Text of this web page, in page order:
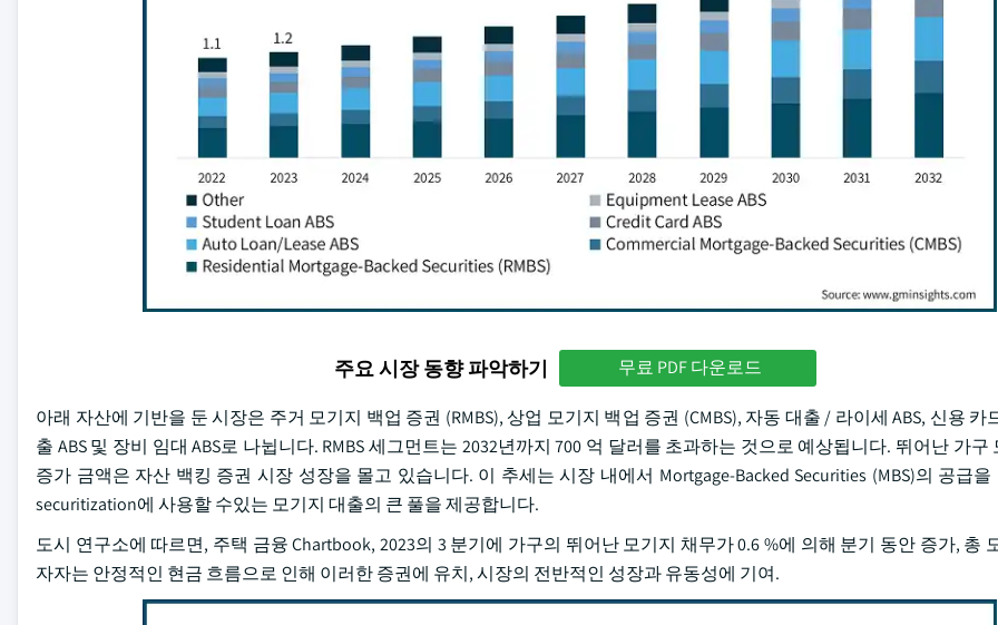
주요 시장 동향 파악하기 무료 PDF 다운로드
아래 자산에 기반을 둔 시장은 주거 모기지 백업 증권 (RMBS), 상업 모기지 백업 증권 (CMBS), 자동 대출 / 라이세 ABS, 신용 카
출 ABS 및 장비 임대 ABS로 나뉩니다. RMBS 세그먼트는 2032년까지 700 억 달러를 초과하는 것으로 예상됩니다. 뛰어난 가구
증가 금액은 자산 백킹 증권 시장 성장을 몰고 있습니다. 이 추세는 시장 내에서 Mortgage-Backed Securities (MBS)의 공급
securitization에 사용할 수있는 모기지 대출의 큰 풀을 제공합니다.
도시 연구소에 따르면, 주택 금융 Chartbook, 2023의 3 분기에 가구의 뛰어난 모기지 채무가 0.6 %에 의해 분기 동안 증가, 총
자자는 안정적인 현금 흐름으로 인해 이러한 증권에 유치, 시장의 전반적인 성장과 유동성에 기여.